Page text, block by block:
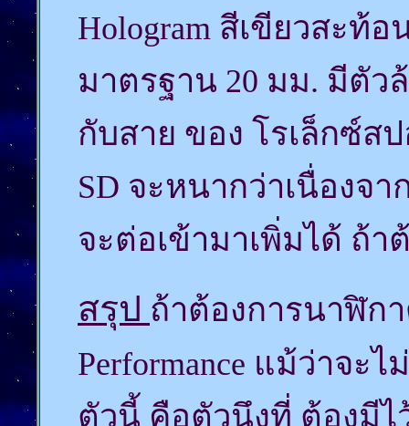
Hologram สีเขียวสะท้
มาตรฐาน 20 มม. มีตั
กับสาย ของ โรเล็กซ์
SD จะหนากว่าเนื่องจา
จะต่อเข้ามาเพิ่มได้ ถ้า
สรุป ถ้าต้องการนาฬิก
Performance แม้ว่าจะ
ตัวนี้ คือตัวนึงที่ ต้องมี